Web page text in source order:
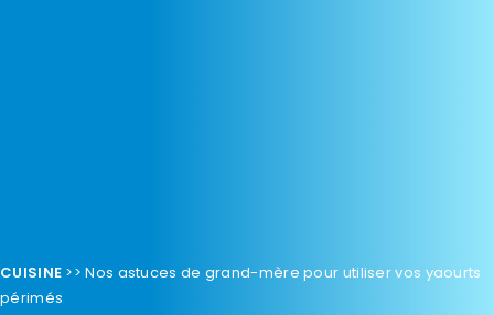
CUISINE >>Nos astuces de grand-mère pour utiliser vos yaourts
périmés